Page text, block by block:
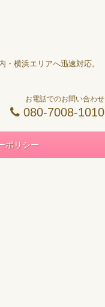
横浜エリアへ迅速対応。
お電話でのお問い合わせ
080-7008-1010
ポリシー